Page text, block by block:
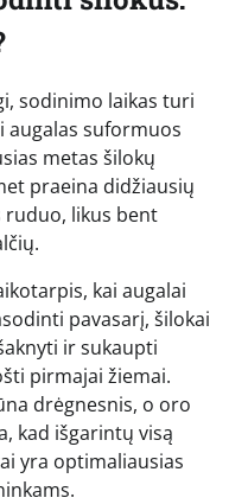
sodinimo laikas turi
augalas suformuos
metas šilokų
praeina didžiausių
ruduo, likus bent
kai augalai
pavasarį, šilokai
ir sukaupti
pirmajai žiemai.
drėgnesnis, o oro
kad išgarintų visą
yra optimaliausias